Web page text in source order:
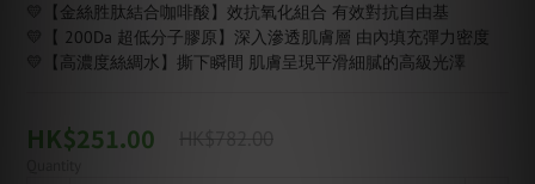
💛【金絲胜肽結合咖啡酸】效抗氧化組合 有效對抗自由基
💛【 200Da 超低分子膠原】深入滲透肌膚層 由內填充彈力密度
💛【高濃度絲綢水】撕下瞬間 肌膚呈現平滑細膩的高級光澤
HK$251.00 HK$782.00